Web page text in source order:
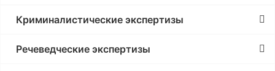
Криминалистические экспертизы
Речеведческие экспертизы